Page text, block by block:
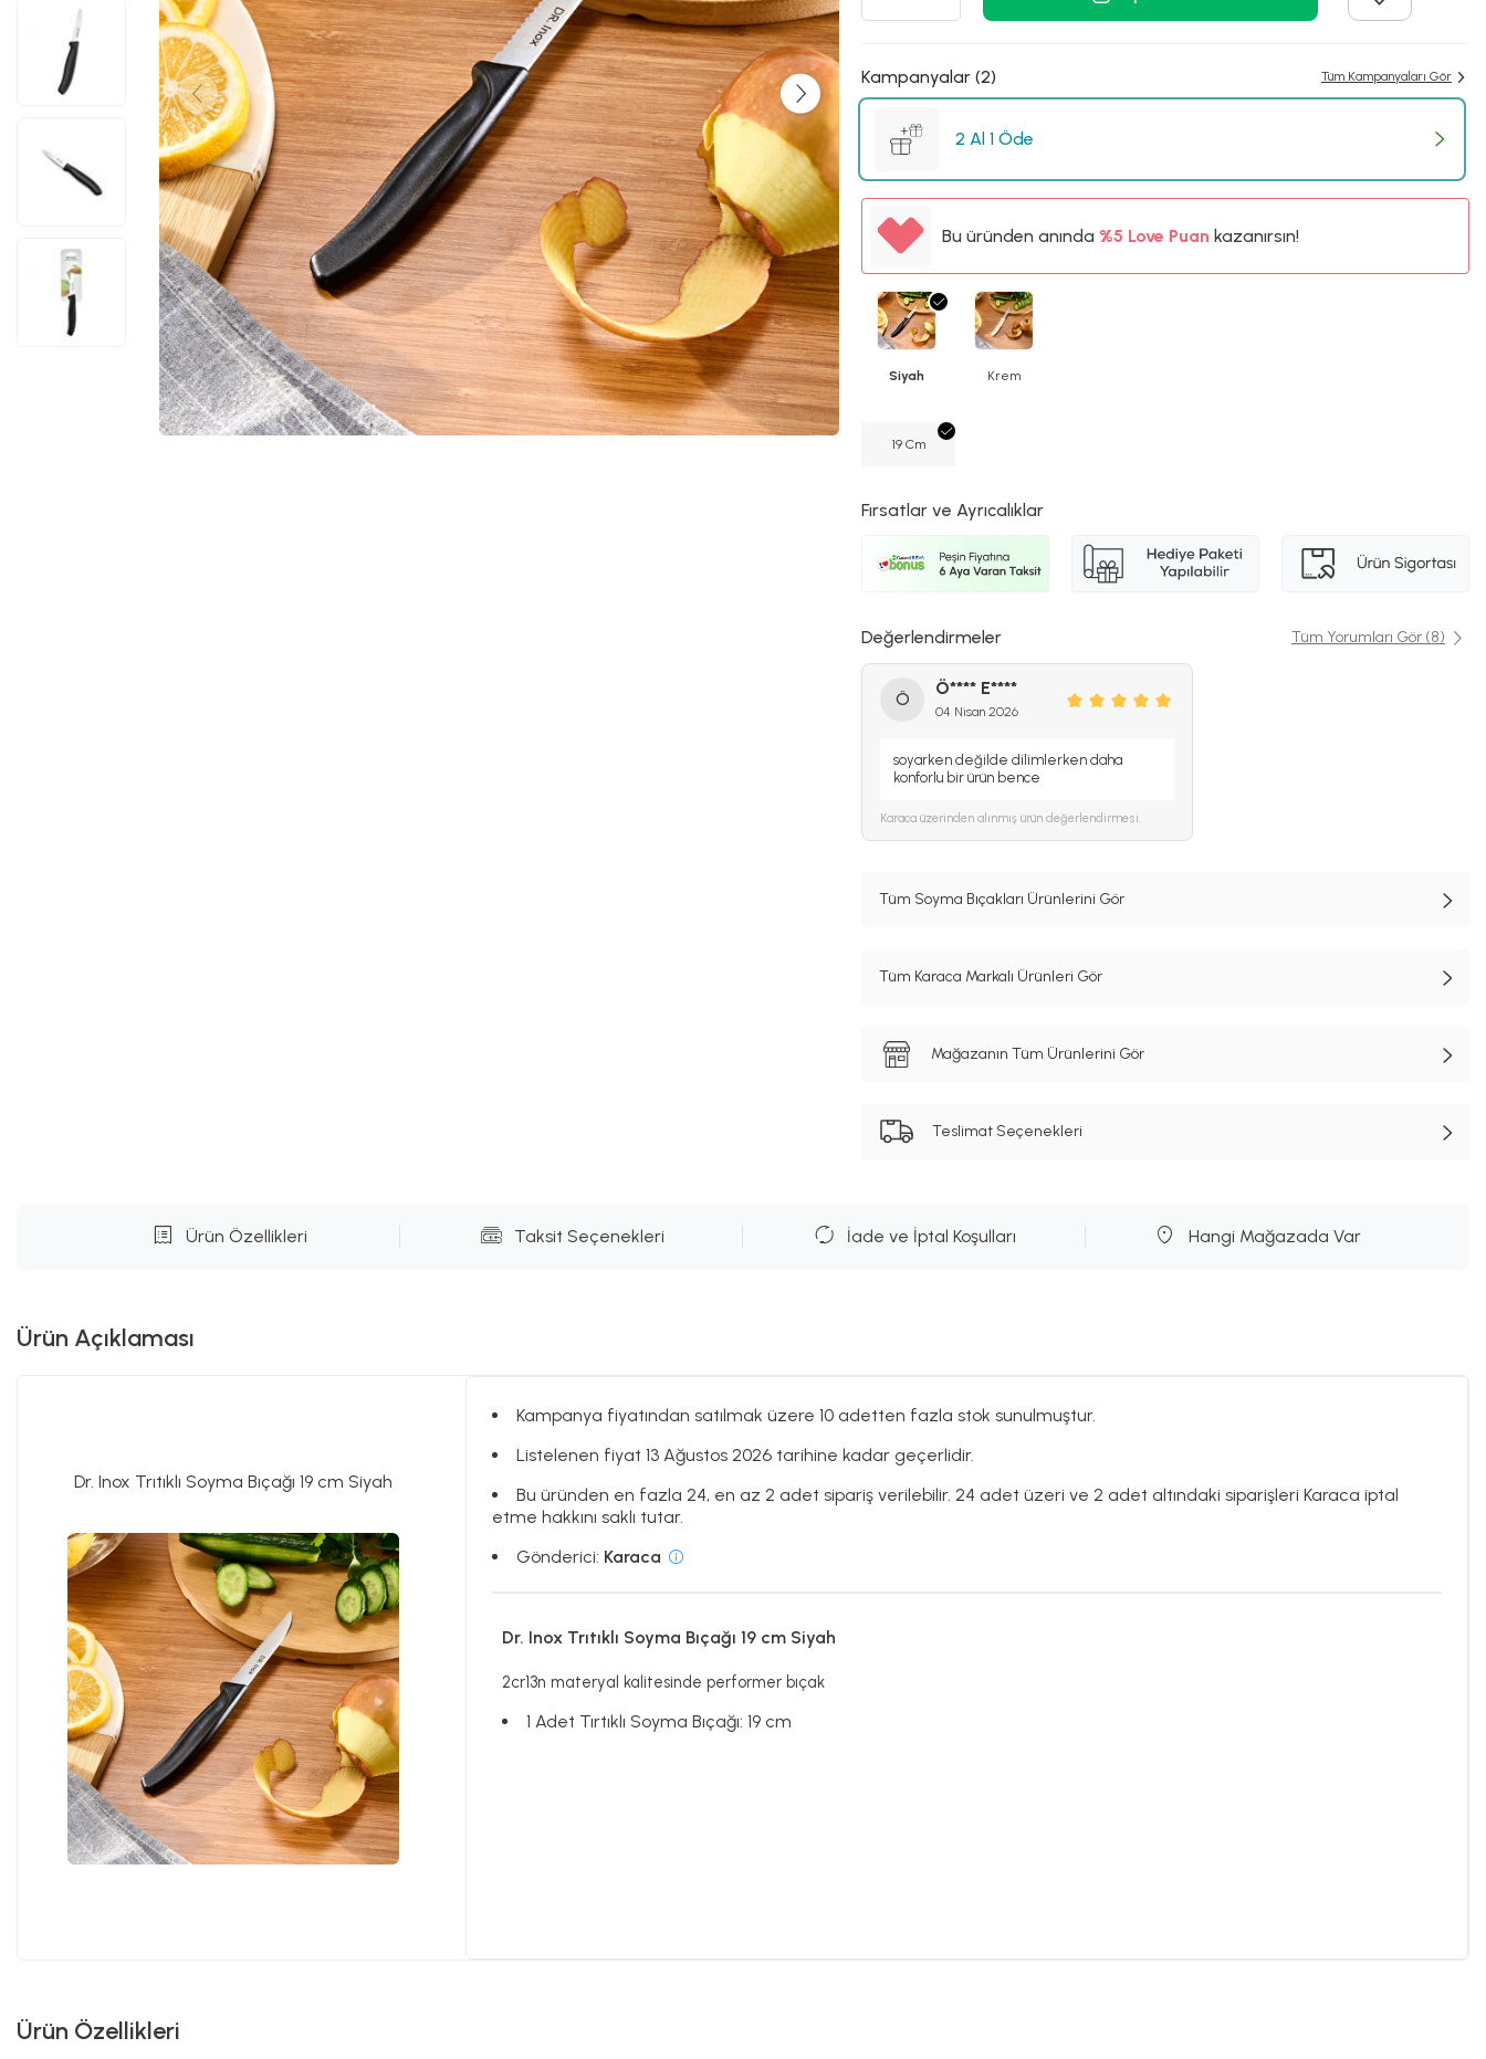
Kampanyalar (2) Tüm Kampanyaları Gör
2 Al 1 Öde
Bu üründen anında 7TLLove Puankazanırsın!
Siyah Krem
19 Cm
Fırsatlar ve Ayrıcalıklar
Değerlendirmeler Tüm Yorumları Gör (8)
Ö
Ö**** E****
04 Nisan 2026
soyarken değilde dilimlerken daha
konforlu bir ürün bence
Karaca üzerinden alınmış ürün değerlendirmesi.
Tüm Soyma Bıçakları Ürünlerini Gör
Tüm Karaca Markalı Ürünleri Gör
Mağazanın Tüm Ürünlerini Gör
Teslimat Seçenekleri
Ürün Özellikleri Taksit Seçenekleri İade ve İptal Koşulları Hangi Mağazada Var
Ürün Açıklaması
Dr. Inox Trıtıklı Soyma Bıçağı 19 cm Siyah
Kampanya fiyatından satılmak üzere 10 adetten fazla stok sunulmuştur.
Listelenen fiyat 13 Ağustos 2026 tarihine kadar geçerlidir.
Bu üründen en fazla 24, en az 2 adet sipariş verilebilir. 24 adet üzeri ve 2 adet altındaki siparişleri Karaca iptal
etme hakkını saklı tutar.
Gönderici: Karaca
Dr. Inox Trıtıklı Soyma Bıçağı 19 cm Siyah
2cr13n materyal kalitesinde performer bıçak
1 Adet Tırtıklı Soyma Bıçağı: 19 cm
Ürün Özellikleri